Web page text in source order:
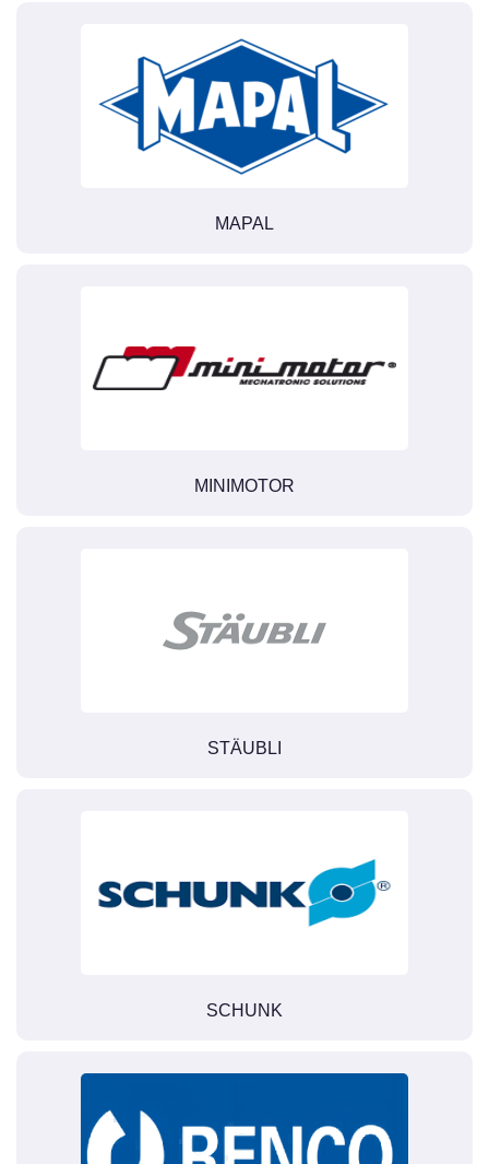
MAPAL
MINIMOTOR
STÄUBLI
SCHUNK